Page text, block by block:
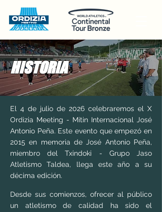
HISTORIA
El 4 de julio de 2026 celebraremos el X
Ordizia Meeting - Mitin Internacional José
Antonio Peña. Este evento que empezó en
2015 en memoria de José Antonio Peña,
miembro del Txindoki - Grupo Jaso
Atletismo Taldea, llega este año a su
décima edición.
Desde sus comienzos, ofrecer al público
un atletismo de calidad ha sido el